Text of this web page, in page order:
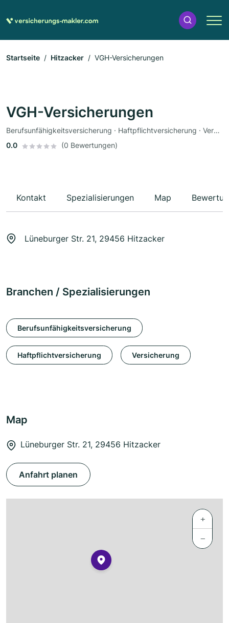
Startseite Hitzacker VGH-Versicherungen
VGH-Versicherungen
Berufsunfähigkeitsversicherung · Haftpflichtversicherung · Versicherung
0.0
(0 Bewertungen)
Kontakt Spezialisierungen Map
Lüneburger Str. 21, 29456 Hitzacker
Branchen / Spezialisierungen
Berufsunfähigkeitsversicherung
Haftpflichtversicherung Versicherung
Map
Lüneburger Str. 21, 29456 Hitzacker
Anfahrt planen
+
−